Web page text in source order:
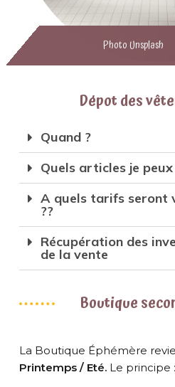
Photo Unsplash
Dépot des
Quand ?
Quels articles je
A quels tarifs seront
??
Récupération des
de la vente
Boutique
La Boutique Éphémère
Printemps / Eté. Le principe :